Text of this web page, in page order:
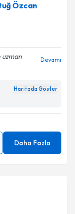
Özcan
uzman
Devamı
Haritada Göster
Daha Fazla